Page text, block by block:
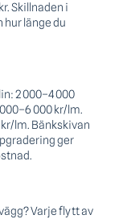
Skillnaden i
hur länge du
2 000–4 000
000 kr/lm.
lm. Bänkskivan
ger
Varje flytt av